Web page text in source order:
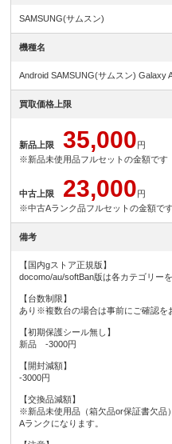
SAMSUNG(サムスン)
機種名
Android SAMSUNG(サムスン) Galaxy
買取価格上限
新品上限 35,000円
※新品未使用品フルセットの金額です
中古上限 23,000円
※中古Aランク品フルセットの金額で
備考
【国内gストア正規版】
docomo/au/softBan版は各カテゴリー
【台数制限】
あり※複数台の場合は事前にご確認を
【初期保護シール無し】
新品 -3000円
【開封減額】
-3000円
【交換品減額】
※新品未使用品（箱欠品or保証書欠品
Aランクになります。